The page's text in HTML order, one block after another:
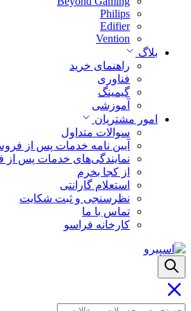
Philips
Edifier
Vention
بلاگ
راهنمای خرید
فناوری
گیمینگ
آموزشی
امور مشتریان
سوالات متداول
آیین نامه خدمات پس از
نمایندگی‌های خدمات پس از
از کجا بخرم
استعلام گارانتی
نظرسنجی و ثبت شکایت
تماس با ما
کارخانه فراسو